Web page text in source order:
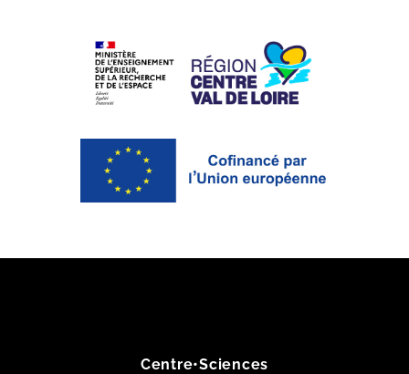
Centre•Sciences